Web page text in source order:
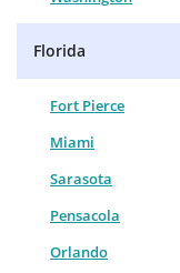
Florida
Fort Pierce
Miami
Sarasota
Pensacola
Orlando